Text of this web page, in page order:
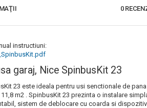
0
instructiuni:
garaj, Nice SpinbusKit 23
23 este ideala pentru usi senctionale de pana
m2 . SpinbusKit 23 prezinta o instalare
sistem de deblocare cu coarda si